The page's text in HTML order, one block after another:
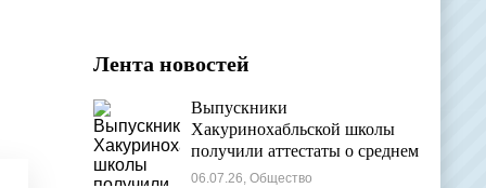
Лента новостей
Выпускники
Хакуринохабльской школы
получили аттестаты о среднем
общем образовании
06.07.26, Общество